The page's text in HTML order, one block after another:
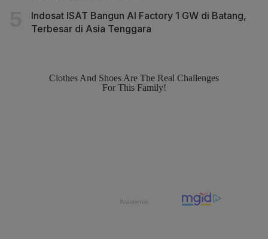
Indosat ISAT Bangun AI Factory 1 GW di Batang,
Terbesar di Asia Tenggara